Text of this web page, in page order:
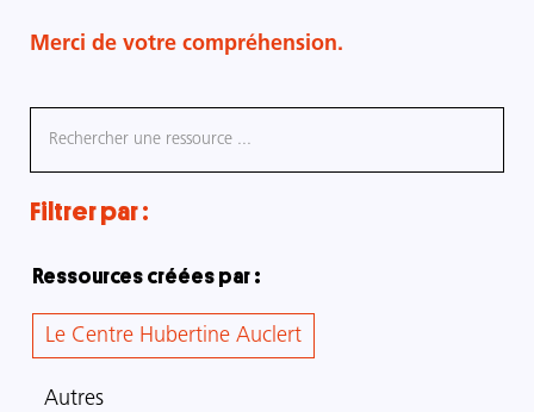
Merci de votre compréhension.
Filtrer par :
Ressources créées par :
Le Centre Hubertine Auclert
Autres